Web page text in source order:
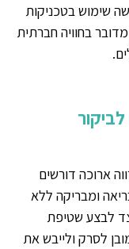
שימוש בטכניקות
בחוויה חברתית
ארוכה דורשים
ומבריקה ללא
לבצע שטיפת
לסרק ולייבש את